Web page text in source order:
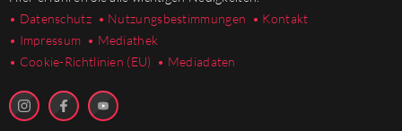
• Datenschutz • Nutzungsbestimmungen • Kontakt
• Impressum • Mediathek
• Cookie-Richtlinien (EU) • Mediadaten